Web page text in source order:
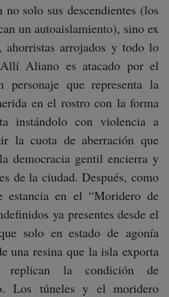
solo sus descendientes (los
un autoaislamiento), sino ex
ahorristas arrojados y todo lo
Aliano es atacado por el
que representa la
en el rostro con la forma
instándolo con violencia a
la cuota de aberración que
democracia gentil encierra y
de la ciudad. Después, como
estancia en el “Moridero de
ya presentes desde el
solo en estado de agonía
una resina que la isla exporta
la condición de
Los túneles y el moridero